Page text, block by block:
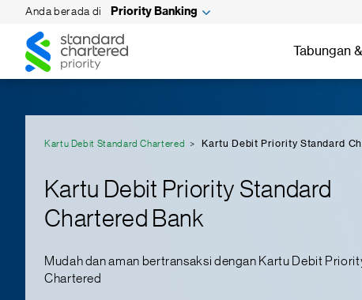
Anda berada di Priority Banking
Standard
Chartered
Standard
Chartered
Tabungan
Kartu Debit Standard Chartered Kartu Debit Priority Standard
Kartu Debit Priority Standard
Chartered Bank
Mudah dan aman bertransaksi dengan Kartu Debit
Chartered